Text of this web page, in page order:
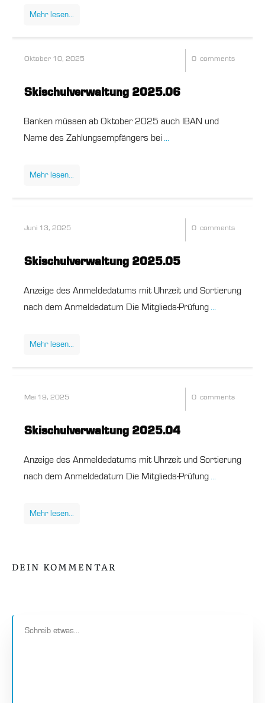
Mehr lesen
Oktober 10, 2025 0 comments
Skischulverwaltung 2025.06
Banken müssen ab Oktober 2025 auch IBAN und
Name des Zahlungsempfängers bei ...
Mehr lesen
Juni 13, 2025 0 comments
Skischulverwaltung 2025.05
Anzeige des Anmeldedatums mit Uhrzeit und Sortierung
nach dem Anmeldedatum Die Mitglieds-Prüfung ...
Mehr lesen
Mai 19, 2025 0 comments
Skischulverwaltung 2025.04
Anzeige des Anmeldedatums mit Uhrzeit und Sortierung
nach dem Anmeldedatum Die Mitglieds-Prüfung ...
Mehr lesen
DEIN KOMMENTAR